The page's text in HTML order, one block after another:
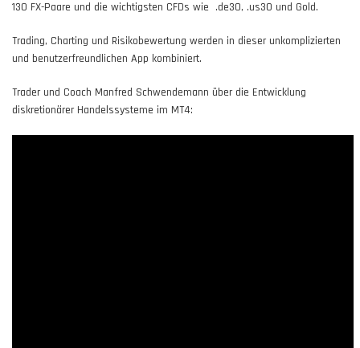
130 FX-Paare und die wichtigsten CFDs wie .de30, .us30 und Gold.
Trading, Charting und Risikobewertung werden in dieser unkomplizierten
und benutzerfreundlichen App kombiniert.
Trader und Coach Manfred Schwendemann über die Entwicklung
diskretionärer Handelssysteme im MT4: